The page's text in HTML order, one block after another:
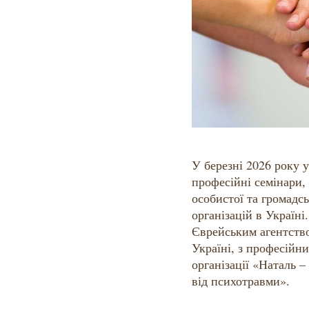
У березні 2026 року
професійні
особистої та
організацій в
Єврейським
Україні, з
організації
від психотравми».